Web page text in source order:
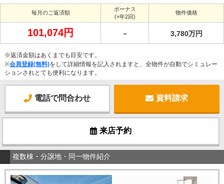
毎月のご返済額
ボーナス
(×年2回)
物件価格
101,074円 － 3,780万円
※返済金額はあくまでも目安です。
※会員登録(無料)をして詳細情報を記入されますと、全物件が自動でシミュレー
ションされとても便利になります。
電話で問合わせ 資料請求
来店予約
複数棟・分譲地・同一物件紹介